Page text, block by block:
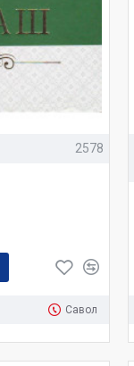
2578
Савол